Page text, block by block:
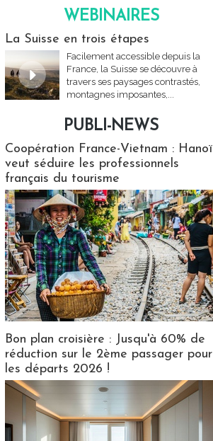
WEBINAIRES
La Suisse en trois étapes
Facilement accessible depuis la
France, la Suisse se découvre à
travers ses paysages contrastés,
montagnes imposantes,...
PUBLI-NEWS
Coopération France-Vietnam : Hanoï
veut séduire les professionnels
français du tourisme
Bon plan croisière : Jusqu'à 60% de
réduction sur le 2ème passager pour
les départs 2026 !